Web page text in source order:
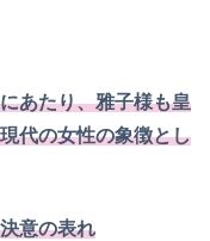
あたり、雅子様も皇
現代の女性の象徴とし
意の表れ